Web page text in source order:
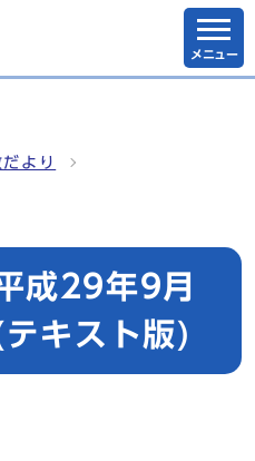
メニュー
より
成29年9月
キスト版)